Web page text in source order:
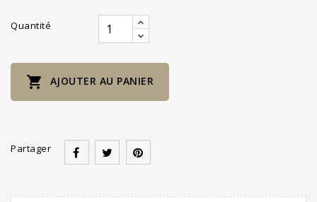
Quantité
 AJOUTER AU PANIER
Partager